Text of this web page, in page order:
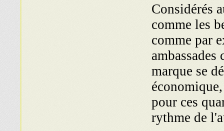
Considérés
comme les
comme par
ambassades
marque se
pour ces
rythme de